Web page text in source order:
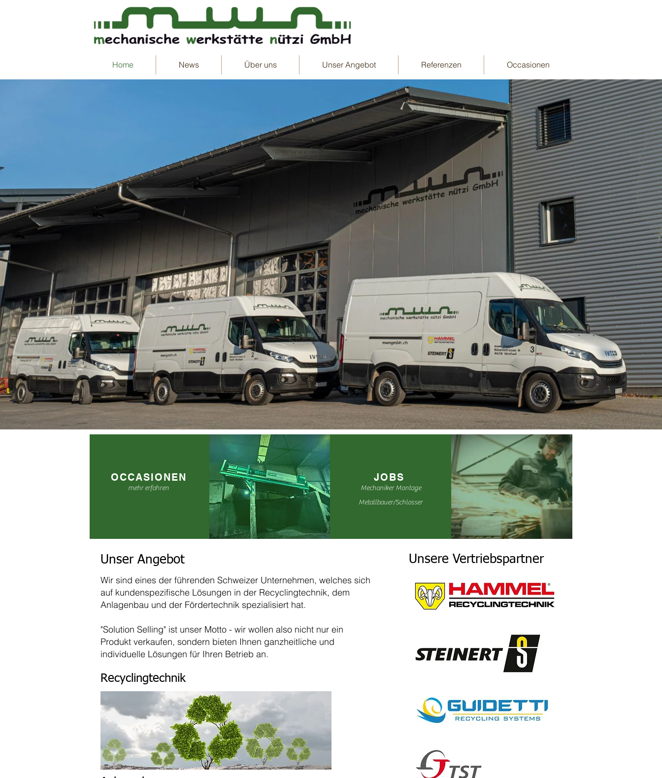
Home News Über uns Unser Angebot Referenzen Occasionen
OCCASIONEN
mehr erfahren
JOBS
Mechaniker Montage
Metallbauer/Schlosser
Unser Angebot
Wir sind eines der führenden Schweizer Unternehmen, welches sich
auf kundenspezifische Lösungen in der Recyclingtechnik, dem
Anlagenbau und der Fördertechnik spezialisiert hat.
"Solution Selling" ist unser Motto - wir wollen also nicht nur ein
Produkt verkaufen, sondern bieten Ihnen ganzheitliche und
individuelle Lösungen für Ihren Betrieb an.
Recyclingtechnik
Unsere Vertriebspartner